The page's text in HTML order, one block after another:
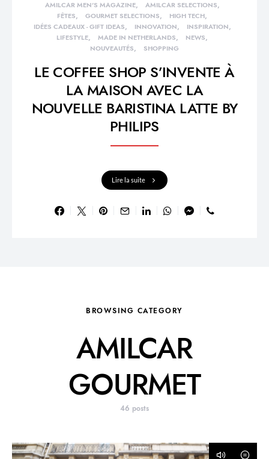
AMILCAR MEN'S MAGAZINE
AMILCAR SELECTIONS
FÊTES
GOURMET SELECTIONS
HIGH TECH
IDÉES CADEAUX - GIFT IDEAS
INNOVATION
INSPIRATION
LIFESTYLE
MADE IN NETHERLANDS
NEWS
NOUVEAUTÉS
SHOPPING
LE COFFEE SHOP S’INVENTE À
LA MAISON AVEC LA
NOUVELLE BARISTINA LATTE BY
PHILIPS
Lire la suite
BROWSING CATEGORY
AMILCAR
GOURMET
46 posts